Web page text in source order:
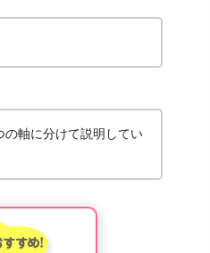
の軸に分けて説明してい